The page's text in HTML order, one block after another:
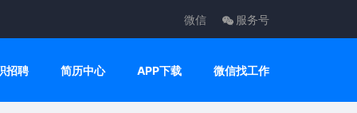
微信 服务号
招聘 简历中心 APP下载 微信找工作